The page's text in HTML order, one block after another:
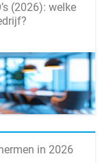
(2026): welke
in 2026